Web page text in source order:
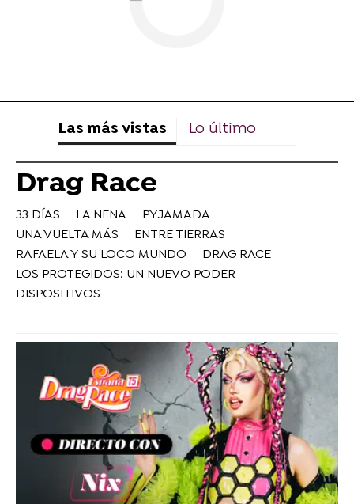
Las más vistas Lo último
Drag Race
33 DÍAS LA NENA
PYJAMADA
UNA VUELTA MÁS
ENTRE TIERRAS
RAFAELA Y SU LOCO MUNDO
DRAG RACE
LOS PROTEGIDOS: UN NUEVO PODER
DISPOSITIVOS